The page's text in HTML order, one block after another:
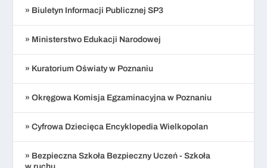
» Biuletyn Informacji Publicznej SP3
» Ministerstwo Edukacji Narodowej
» Kuratorium Oświaty w Poznaniu
» Okręgowa Komisja Egzaminacyjna w Poznaniu
» Cyfrowa Dziecięca Encyklopedia Wielkopolan
» Bezpieczna Szkoła Bezpieczny Uczeń - Szkoła